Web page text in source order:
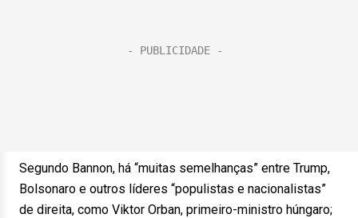
Segundo Bannon, há “muitas semelhanças” entre Trump,
Bolsonaro e outros líderes “populistas e nacionalistas”
de direita, como Viktor Orban, primeiro-ministro húngaro;